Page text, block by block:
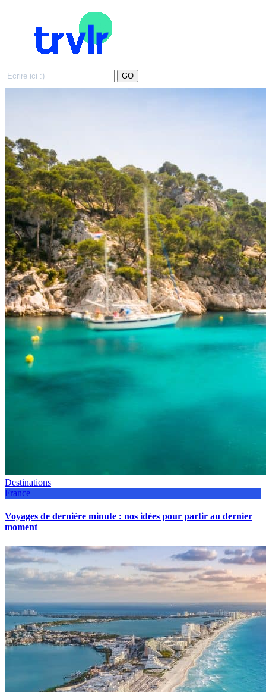
Search
for:
GO
Destinations
France
Voyages de dernière minute : nos idées pour partir au dernier
moment